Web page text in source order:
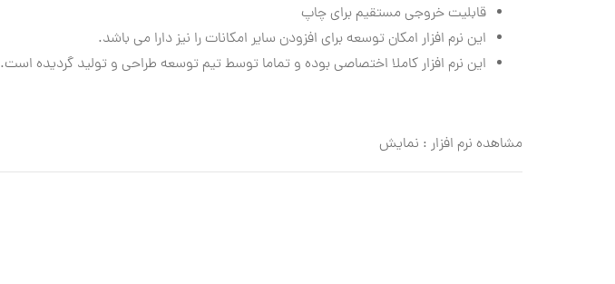
قابلیت خروجی مستقیم برای چاپ
این نرم افزار امکان توسعه برای افزودن سایر امکانات را نیز دارا می باشد.
این نرم افزار کاملا اختصاصی بوده و تماما توسط تیم توسعه طراحی و تولید گردیده است.
مشاهده نرم افزار : نمایش